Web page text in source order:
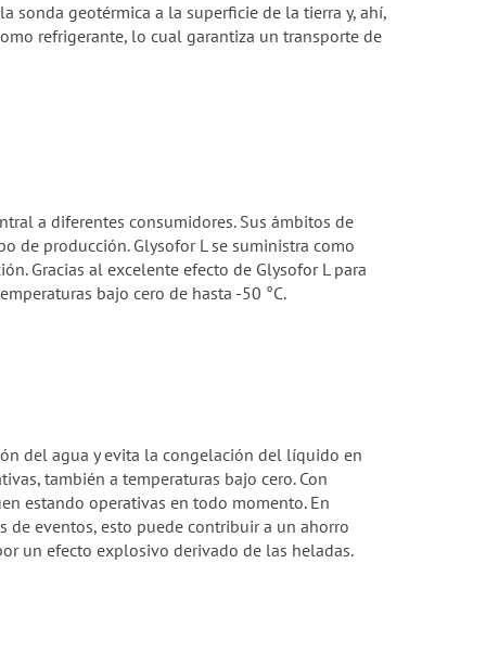
sonda geotérmica a la superficie de la tierra y, ahí,
refrigerante, lo cual garantiza un transporte de
a diferentes consumidores. Sus ámbitos de
de producción. Glysofor L se suministra como
Gracias al excelente efecto de Glysofor L para
bajo cero de hasta -50 °C.
del agua y evita la congelación del líquido en
también a temperaturas bajo cero. Con
estando operativas en todo momento. En
de eventos, esto puede contribuir a un ahorro
un efecto explosivo derivado de las heladas.